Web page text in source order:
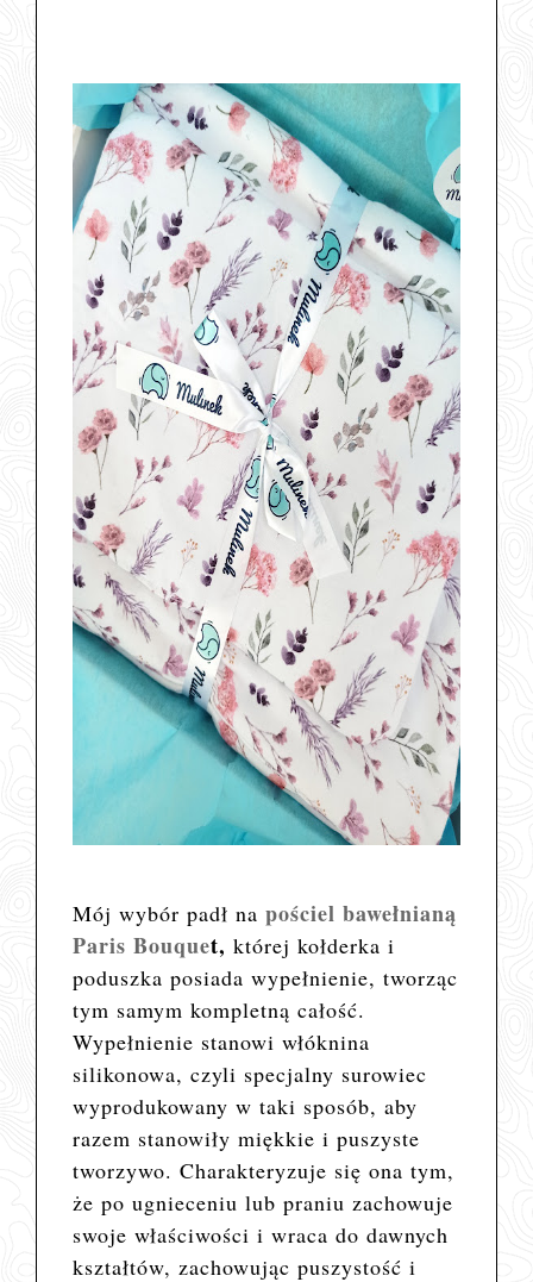
Mój wybór padł napościel bawełnianą
Paris Bouquet,której kołderka i
poduszka posiada wypełnienie, tworząc
tym samym kompletną całość.
Wypełnienie stanowi włóknina
silikonowa, czyli specjalny surowiec
wyprodukowany w taki sposób, aby
razem stanowiły miękkie i puszyste
tworzywo. Charakteryzuje się ona tym,
że po ugnieceniu lub praniu zachowuje
swoje właściwości i wraca do dawnych
kształtów, zachowując puszystość i